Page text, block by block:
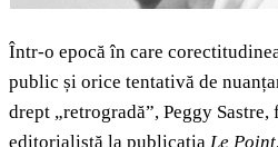
Într-o epocă în care
public și orice tentativă de
drept „retrogradă”, Peggy
editorialistă la publicația Le Point